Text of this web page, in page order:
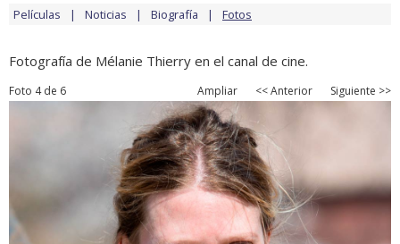
Películas Noticias Biografía Fotos
Fotografía de Mélanie Thierry en el canal de cine.
Foto 4 de 6 Ampliar << Anterior Siguiente >>